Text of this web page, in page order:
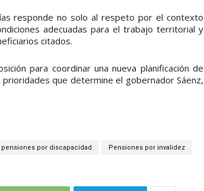
responde no solo al respeto por el contexto
adecuadas para el trabajo territorial y
citados.
para coordinar una nueva planificación de
que determine el gobernador Sáenz,
pensiones por discapacidad Pensiones por invalidez